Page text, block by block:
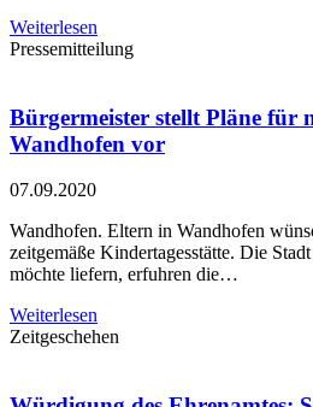
Weiterlesen
Pressemitteilung
Bürgermeister stellt Pläne für
Wandhofen vor
07.09.2020
Wandhofen. Eltern in Wandhofen
zeitgemäße Kindertagesstätte. Die
möchte liefern, erfuhren die…
Weiterlesen
Zeitgeschehen